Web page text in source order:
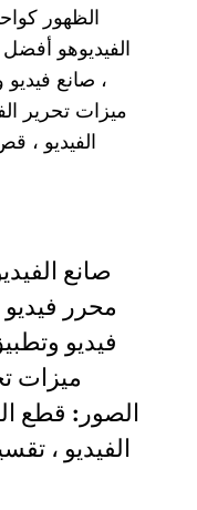
الظهور
الفيديوهو
، صانع فيديو
ميزات تحرير
الفيديو ،
صانع
محرر
فيديو
ميزات
الصور: قطع
الفيديو ،